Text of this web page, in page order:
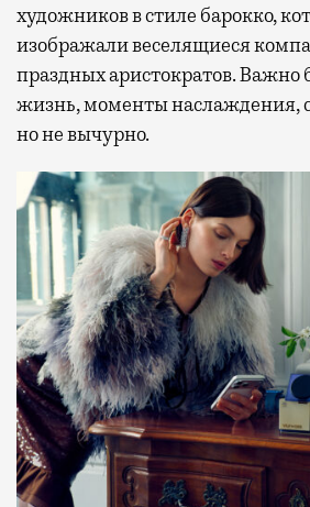
художников в стиле барокко,
изображали веселящиеся
праздных аристократов. Важно
жизнь, моменты наслаждения,
но не вычурно.